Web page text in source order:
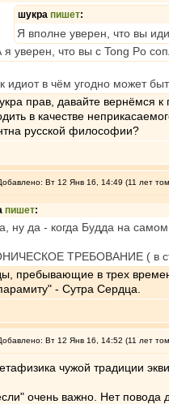
шукра пишет:
Я вполне уверен, что вы
я уверен, что вы с Tong Po
идиот в чём угодно может
прав, давайте вернёмся к
в качестве
русской философии?
Вт 12 Янв 16, 14:49 (11 лет
пишет:
ну да - когда Будда на
ТРЕБОВАНИЕ ( в
пребывающие в трех
- Сутра Сердца.
Вт 12 Янв 16, 14:52 (11 лет
чужой традиции
очень важно. Нет